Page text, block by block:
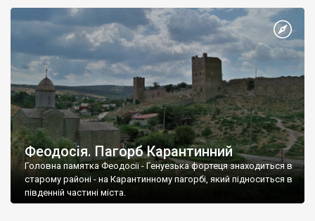
Феодосія. Пагорб Карантинний
Головна памятка Феодосії - Генуезька фортеця знаходиться в
старому районі - на Карантинному пагорбі, який підноситься в
південній частині міста.